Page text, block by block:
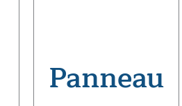
Panneau